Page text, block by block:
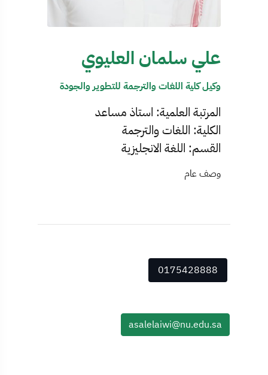
علي سلمان العليوي
وكيل كلية اللغات والترجمة للتطوير والجودة
المرتبة العلمية: استاذ مساعد
الكلية: اللغات والترجمة
القسم: اللغة الانجليزية
وصف عام
0175428888
asalelaiwi@nu.edu.sa